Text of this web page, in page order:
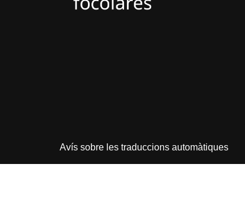
Avís sobre les traduccions automàtiques